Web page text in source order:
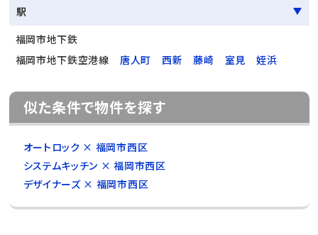
駅
福岡市地下鉄
福岡市地下鉄空港線
唐人町 西新 藤崎 室見 姪浜
似た条件で物件を探す
オートロック × 福岡市西区
システムキッチン × 福岡市西区
デザイナーズ × 福岡市西区